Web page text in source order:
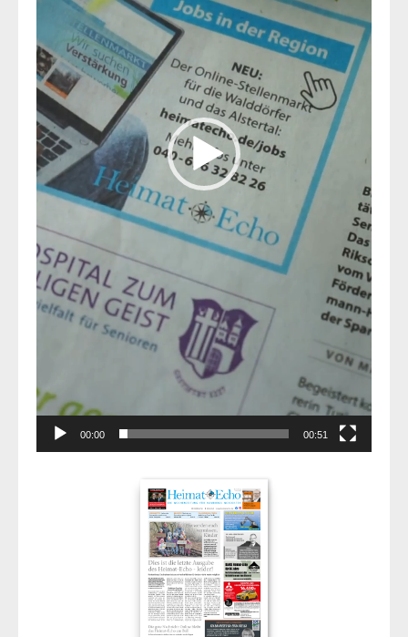
00:00 00:51